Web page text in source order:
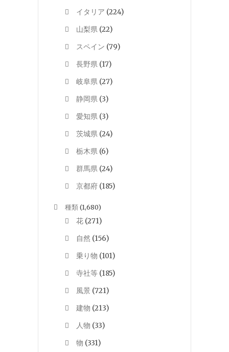
イタリア (224)
山梨県 (22)
スペイン (79)
長野県 (17)
岐阜県 (27)
静岡県 (3)
愛知県 (3)
茨城県 (24)
栃木県 (6)
群馬県 (24)
京都府 (185)
種類(1,680)
花 (271)
自然 (156)
乗り物 (101)
寺社等 (185)
風景 (721)
建物 (213)
人物 (33)
物 (331)